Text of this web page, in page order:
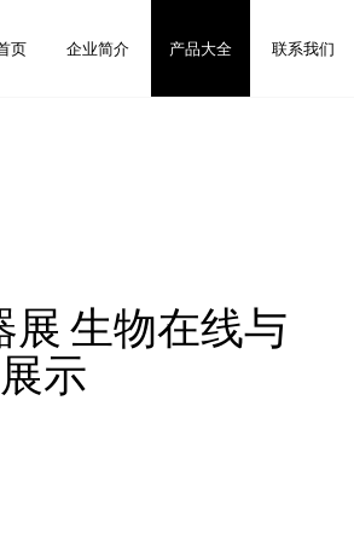
页 企业简介 产品大全 联系我们
生物在线与
示